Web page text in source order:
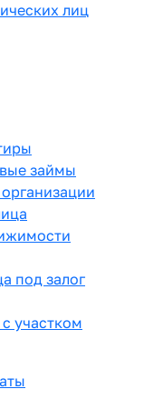
лиц
займы
под залог
участком